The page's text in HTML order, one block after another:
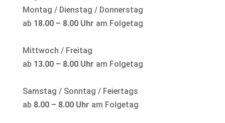
Montag / Dienstag / Donnerstag
ab 18.00 – 8.00 Uhr am Folgetag
Mittwoch / Freitag
ab 13.00 – 8.00 Uhr am Folgetag
Samstag / Sonntag / Feiertags
ab 8.00 – 8.00 Uhr am Folgetag